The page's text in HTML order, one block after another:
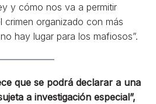
y cómo nos va a permitir
crimen organizado con más
hay lugar para los mafiosos”.
que se podrá declarar a una
a investigación especial”,